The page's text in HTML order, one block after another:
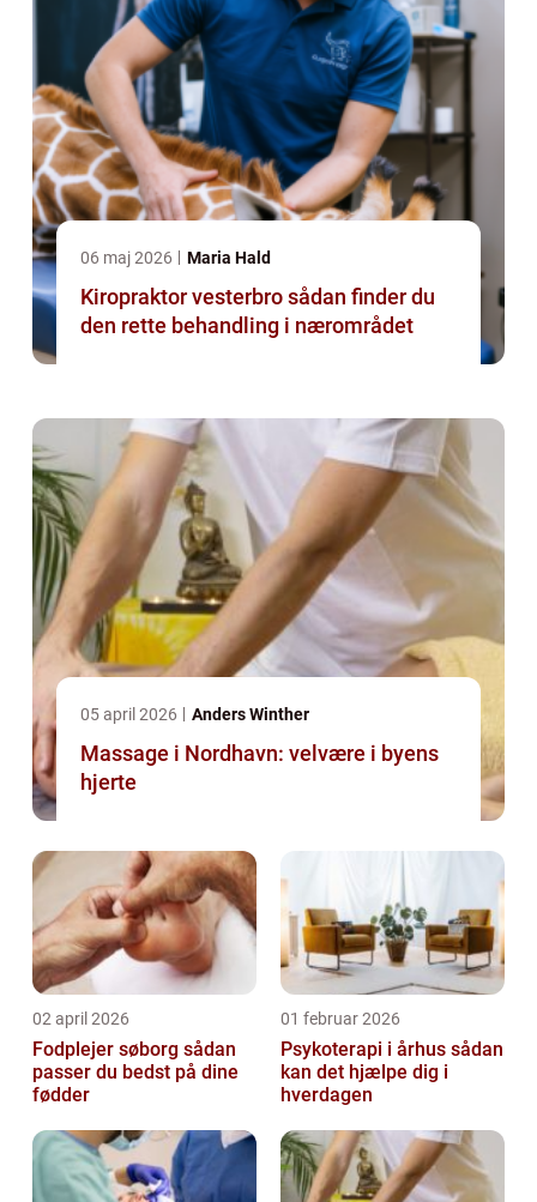
06 maj 2026 Maria Hald
Kiropraktor vesterbro sådan finder du
den rette behandling i nærområdet
05 april 2026 Anders Winther
Massage i Nordhavn: velvære i byens
hjerte
02 april 2026
Fodplejer søborg sådan
passer du bedst på dine
fødder
01 februar 2026
Psykoterapi i århus sådan
kan det hjælpe dig i
hverdagen